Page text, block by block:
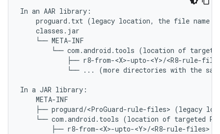
In an AAR library:
proguard.txt (legacy location, the file name
    classes.jar
    └── META-INF
└── com.android.tools (location of
├── r8-from-<X>-upto-<Y>/<R8-rule-
└── ... (more directories with the
In a JAR library:
    META-INF
├── proguard/<ProGuard-rule-files> (legacy
└── com.android.tools (location of targeted R8
        ├── r8-from-<X>-upto-<Y>/<R8-rule-files>